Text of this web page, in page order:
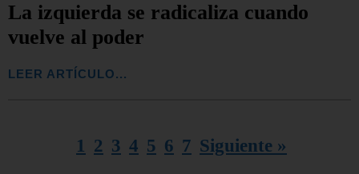
La izquierda se radicaliza cuando
vuelve al poder
LEER ARTÍCULO...
1 2 3 4 5 6 7 Siguiente »